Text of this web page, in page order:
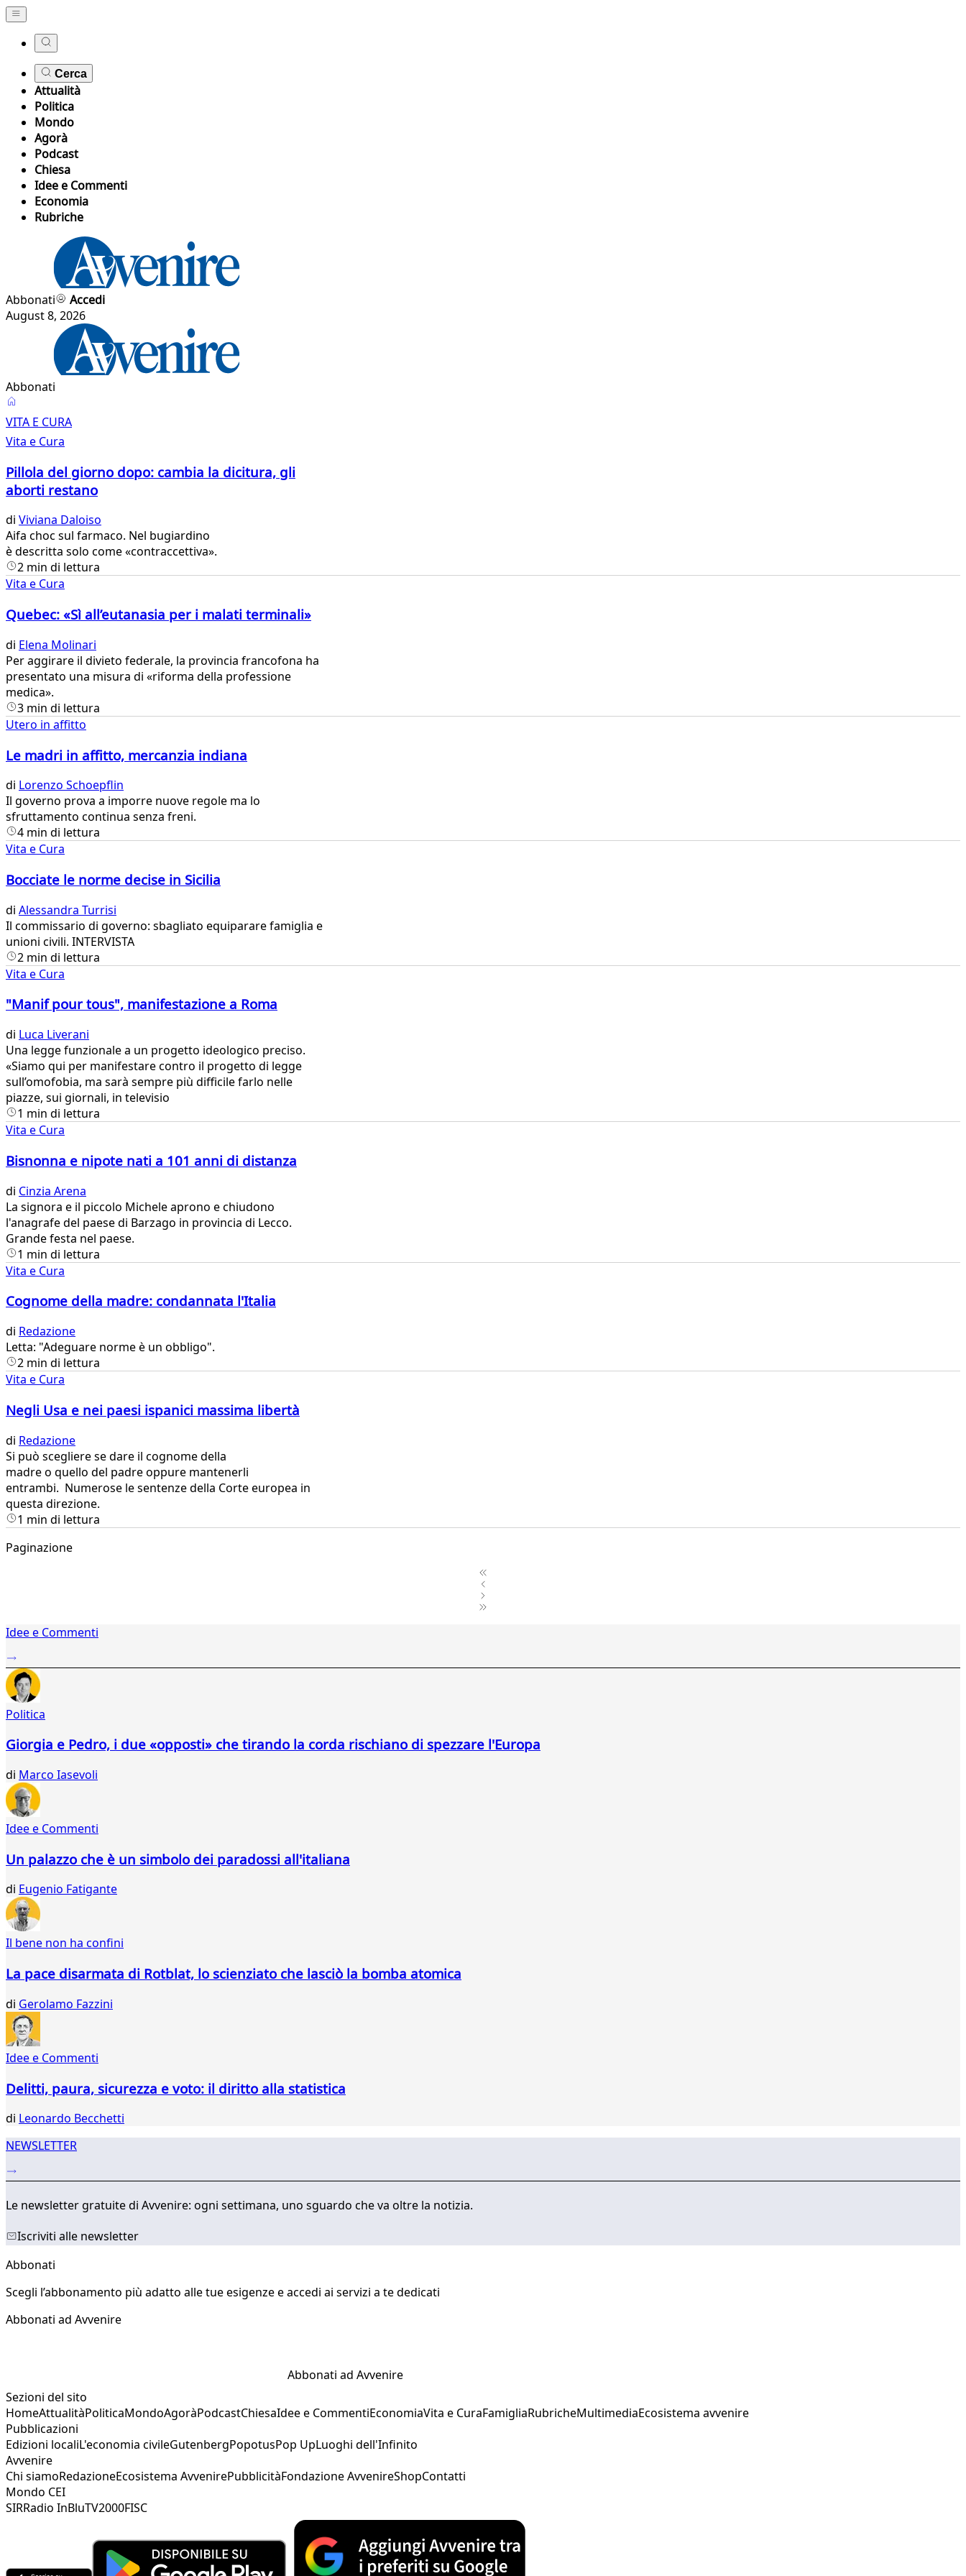
Cerca
Attualità
Politica
Mondo
Agorà
Podcast
Chiesa
Idee e Commenti
Economia
Rubriche
Abbonati
Accedi
August 8, 2026
Abbonati
Vita
e
Cura
VITA E CURA
Vita e Cura
Pillola del giorno dopo: cambia la dicitura, gli
aborti restano
di Viviana Daloiso
​Aifa choc sul farmaco. Nel bugiardino
è descritta solo come «contraccettiva».
2 min di lettura
Vita e Cura
Quebec: «Sì all’eutanasia per i malati terminali»
di Elena Molinari
Per aggirare il divieto federale, la provincia francofona ha
presentato una misura di «riforma della professione
medica».
3 min di lettura
Utero in affitto
Le madri in affitto, mercanzia indiana
di Lorenzo Schoepflin
​​Il governo prova a imporre nuove regole ma lo
sfruttamento continua senza freni.
4 min di lettura
Vita e Cura
Bocciate le norme decise in Sicilia
di Alessandra Turrisi
Il commissario di governo: sbagliato equiparare famiglia e
unioni civili. INTERVISTA
2 min di lettura
Vita e Cura
"Manif pour tous", manifestazione a Roma
di Luca Liverani
Una legge funzionale a un progetto ideologico preciso.
«Siamo qui per manifestare contro il progetto di legge
sull’omofobia, ma sarà sempre più difficile farlo nelle
piazze, sui giornali, in televisio
1 min di lettura
Vita e Cura
Bisnonna e nipote nati a 101 anni di distanza
di Cinzia Arena
​La signora e il piccolo Michele aprono e chiudono
l'anagrafe del paese di Barzago in provincia di Lecco.
Grande festa nel paese.
1 min di lettura
Vita e Cura
Cognome della madre: condannata l'Italia
di Redazione
Letta: "Adeguare norme è un obbligo".
2 min di lettura
Vita e Cura
Negli Usa e nei paesi ispanici massima libertà
di Redazione
​Si può scegliere se dare il cognome della
madre o quello del padre oppure mantenerli
entrambi. Numerose le sentenze della Corte europea in
questa direzione.
1 min di lettura
Paginazione
2Idee e Commenti
Politica
Giorgia e Pedro, i due «opposti» che tirando la corda rischiano di spezzare l'Europa
di Marco Iasevoli
Idee e Commenti
Un palazzo che è un simbolo dei paradossi all'italiana
di Eugenio Fatigante
Il bene non ha confini
La pace disarmata di Rotblat, lo scienziato che lasciò la bomba atomica
di Gerolamo Fazzini
Idee e Commenti
Delitti, paura, sicurezza e voto: il diritto alla statistica
di Leonardo Becchetti
NEWSLETTER
Le newsletter gratuite di Avvenire: ogni settimana, uno sguardo che va oltre la notizia.
Iscriviti alle newsletter
Abbonati
Scegli l’abbonamento più adatto alle tue esigenze e accedi ai servizi a te dedicati
Abbonati ad Avvenire
Abbonati ad Avvenire
Sezioni del sito
HomeAttualitàPoliticaMondoAgoràPodcastChiesaIdee e CommentiEconomiaVita e CuraFamigliaRubricheMultimediaEcosistema avvenire
Pubblicazioni
Edizioni localiL'economia civileGutenbergPopotusPop UpLuoghi dell'Infinito
Avvenire
Chi siamoRedazioneEcosistema AvvenirePubblicitàFondazione AvvenireShopContatti
Mondo CEI
SIRRadio InBluTV2000FISC